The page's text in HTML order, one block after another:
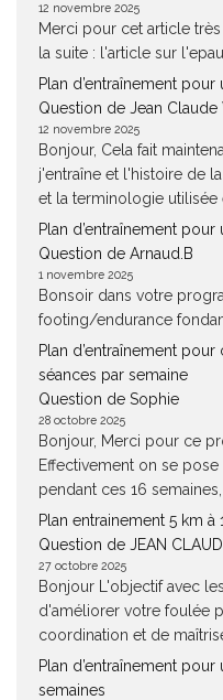
12 novembre 2025
Merci pour cet article
la suite : l'article sur
Plan d’entraînement
Question de Jean
12 novembre 2025
Bonjour, Cela fait
j'entraîne et l'histoire de
et la terminologie utilisée
Plan d’entraînement
Question de Arnaud.B
1 novembre 2025
Bonsoir dans votre
footing/endurance
Plan d’entraînement
séances par semaine
Question de Sophie
28 octobre 2025
Bonjour, Merci pour ce
Effectivement on se
pendant ces 16 semaines,
Plan entrainement 5 km
Question de JEAN
27 octobre 2025
Bonjour L'objectif avec
d'améliorer votre foulée
coordination et de
Plan d’entraînement
semaines